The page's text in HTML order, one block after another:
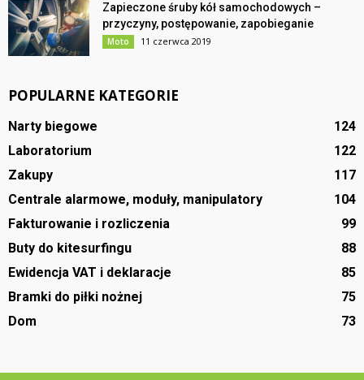
Zapieczone śruby kół samochodowych –
przyczyny, postępowanie, zapobieganie
Moto 11 czerwca 2019
POPULARNE KATEGORIE
Narty biegowe
124
Laboratorium
122
Zakupy
117
Centrale alarmowe, moduły, manipulatory
104
Fakturowanie i rozliczenia
99
Buty do kitesurfingu
88
Ewidencja VAT i deklaracje
85
Bramki do piłki nożnej
75
Dom
73